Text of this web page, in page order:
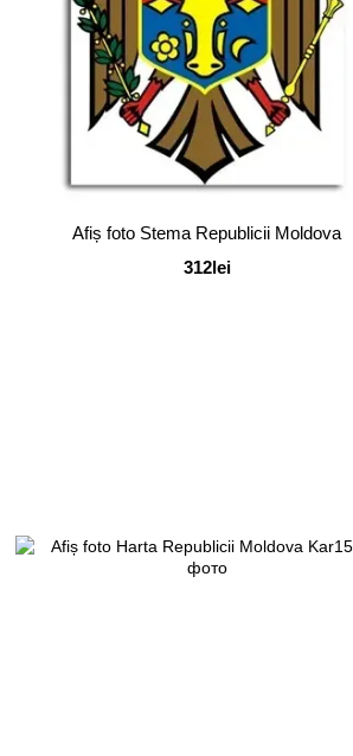
Afiș foto Stema Republicii Moldova
312lei